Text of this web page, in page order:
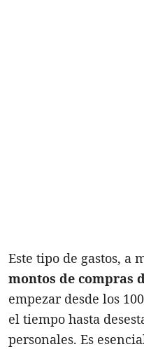
Este tipo de gastos, a
montos de compras
empezar desde los
el tiempo hasta
personales. Es